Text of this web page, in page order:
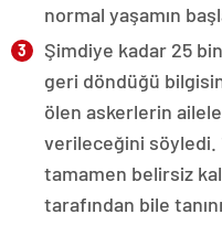
normal yaşamın
Şimdiye kadar 25
geri döndüğü
ölen askerlerin
verileceğini söyledi.
tamamen belirsiz
tarafından bile